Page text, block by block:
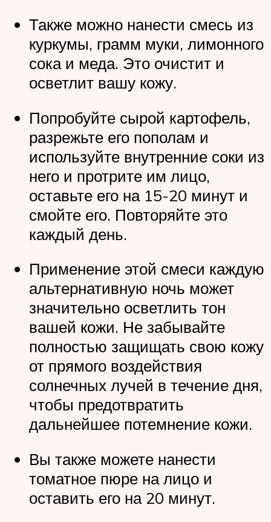
Также можно нанести смесь из
куркумы, грамм муки, лимонного
сока и меда. Это очистит и
осветлит вашу кожу.
Попробуйте сырой картофель,
разрежьте его пополам и
используйте внутренние соки из
него и протрите им лицо,
оставьте его на 15-20 минут и
смойте его. Повторяйте это
каждый день.
Применение этой смеси каждую
альтернативную ночь может
значительно осветлить тон
вашей кожи. Не забывайте
полностью защищать свою кожу
от прямого воздействия
солнечных лучей в течение дня,
чтобы предотвратить
дальнейшее потемнение кожи.
Вы также можете нанести
томатное пюре на лицо и
оставить его на 20 минут.